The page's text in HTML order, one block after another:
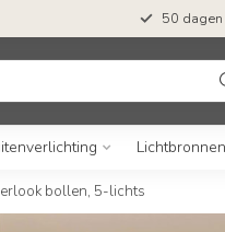
50
Lichtbronnen
bollen, 5-lichts